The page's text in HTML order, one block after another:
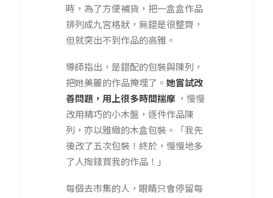
時，為了方便補貨，把一盒盒作品
排列成九宮格狀，無錯是很整齊，
但就突出不到作品的高雅。
導師指出，是錯配的包裝與陳列，
把她美麗的作品掩埋了。 她嘗試改
善問題，用上很多時間揣摩 ，慢慢
改用精巧的小木盤，逐件作品陳
列，亦以雅緻的木盒包裝。「我先
後改了五次包裝！終於，慢慢地多
了人掏錢買我的作品！」
每個去市集的人，眼睛只會停留每